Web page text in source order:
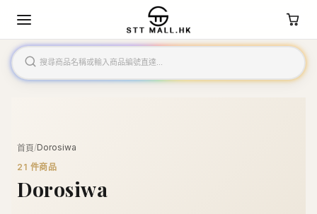
首頁/Dorosiwa
21 件商品
Dorosiwa